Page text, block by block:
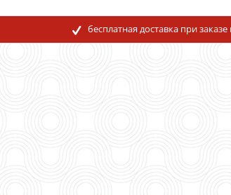
бесплатная доставка при